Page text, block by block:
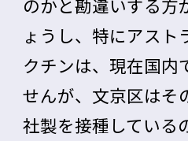
のかと勘違いする方
ょうし、特にアスト
クチンは、現在国内
せんが、文京区はそ
社製を接種している